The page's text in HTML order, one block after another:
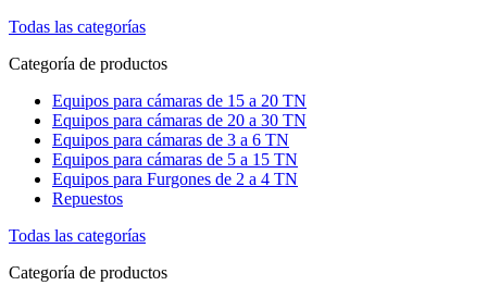
Todas las categorías
Categoría de productos
Equipos para cámaras de 15 a 20 TN
Equipos para cámaras de 20 a 30 TN
Equipos para cámaras de 3 a 6 TN
Equipos para cámaras de 5 a 15 TN
Equipos para Furgones de 2 a 4 TN
Repuestos
Todas las categorías
Categoría de productos